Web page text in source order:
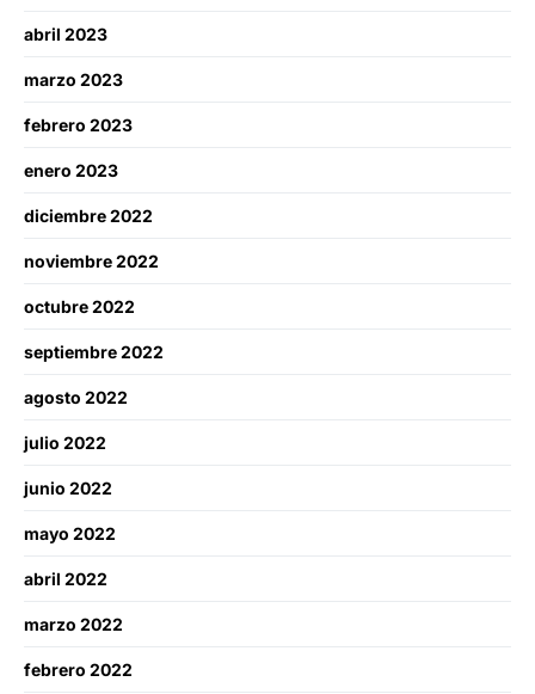
abril 2023
marzo 2023
febrero 2023
enero 2023
diciembre 2022
noviembre 2022
octubre 2022
septiembre 2022
agosto 2022
julio 2022
junio 2022
mayo 2022
abril 2022
marzo 2022
febrero 2022